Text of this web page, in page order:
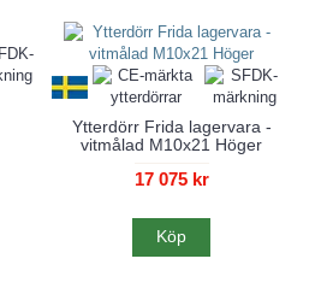
Ytterdörr Frida lagervara -
vitmålad M10x21 Höger
17 075 kr
Köp